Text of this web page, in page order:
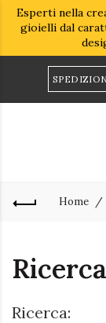
Esperti nella
gioielli dal
Home
Ricerca
Ricerca: